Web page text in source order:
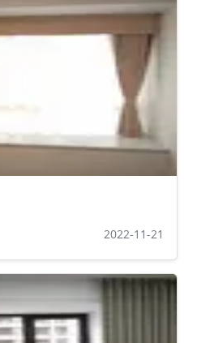
2022-11-21